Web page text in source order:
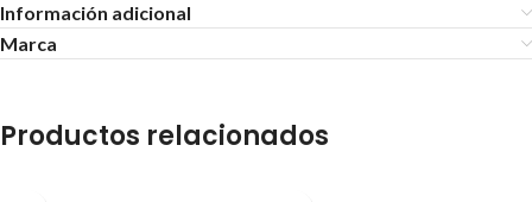
Información adicional
Marca
Productos relacionados